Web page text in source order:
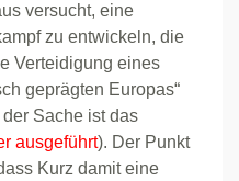
versucht, eine
zu entwickeln, die
Verteidigung eines
geprägten Europas“
Sache ist das
ausgeführt). Der Punkt
Kurz damit eine